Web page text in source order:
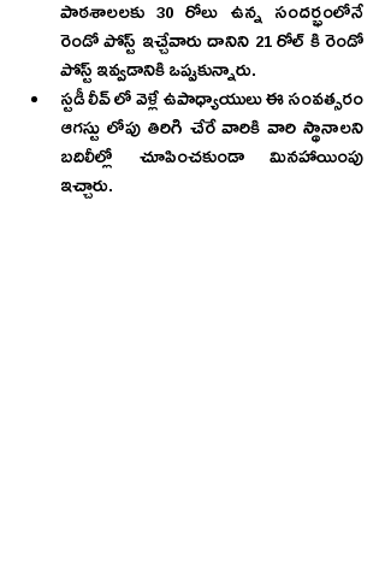
పాఠశాలలకు 30 రోలు ఉన్న సందర్భంలోనే
రెండో పోస్ట్ ఇచ్చేవారు దానిని 21 రోల్ కి రెండో
పోస్ట్ ఇవ్వడానికి ఒప్పుకున్నారు.
స్టడీ లీవ్ లో వెళ్లే ఉపాధ్యాయులు ఈ సంవత్సరం
ఆగస్టు లోపు తిరిగి చేరే వారికి వారి స్థానాలని
బదిలీల్లో చూపించకుండా మినహాయింపు
ఇచ్చారు.